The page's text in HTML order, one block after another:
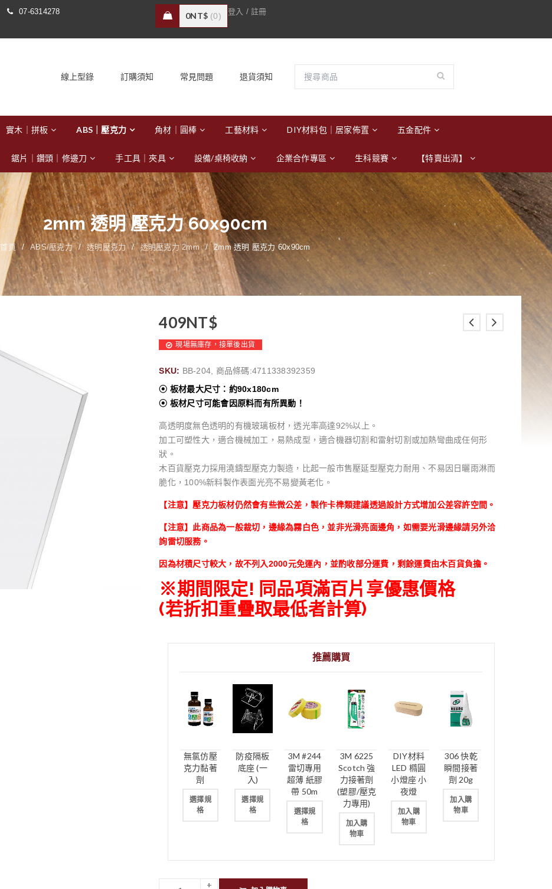
07-6314278
0NT$ 0 登入 / 註冊
線上型錄 訂購須知 常見問題 退貨須知
實木｜拼板 ABS｜壓克力 角材｜圓棒 工藝材料 DIY材料包｜居家佈置 五金配件
鋸片｜鑽頭｜修邊刀 手工具｜夾具 設備/桌椅收納 企業合作專區 生科競賽 【特賣出清】
2mm 透明 壓克力 60x90cm
首頁 / ABS/壓克力 / 透明壓克力 / 透明壓克力 2mm / 2mm 透明 壓克力 60x90cm
409NT$
現場無庫存，接單後出貨
SKU: BB-204, 商品條碼:4711338392359
⦿ 板材最大尺寸：約90x180cm
⦿ 板材尺寸可能會因原料而有所異動！
高透明度無色透明的有機玻璃板材，透光率高達92%以上。
加工可塑性大，適合機械加工，易熱成型，適合機器切割和雷射切割或加熱彎曲成任何形
狀。
木百貨壓克力採用澆鑄型壓克力製造，比起一般市售壓延型壓克力耐用、不易因日曬雨淋而
脆化，100%新料製作表面光亮不易變黃老化。
【注意】壓克力板材仍然會有些微公差，製作卡榫類建議透過設計方式增加公差容許空間。
【注意】此商品為一般裁切，邊緣為霧白色，並非光滑亮面邊角，如需要光滑邊緣請另外洽
詢雷切服務。
因為材積尺寸較大，故不列入2000元免運內， 並酌收部分運費，剩餘運費由木百貨負擔。
※期間限定! 同品項滿百片享優惠價格
(若折扣重疊取最低者計算)
推薦購買
無氯仿壓
克力黏著
劑
選擇規
格
防疫隔板
底座 (一
入)
選擇規
格
3M #244
雷切專用
超薄 紙膠
帶 50m
選擇規
格
3M 6225
Scotch 強
力接著劑
(塑膠/壓克
力專用)
加入購
物車
DIY材料
LED 橢圓
小燈座 小
夜燈
加入購
物車
306 快乾
瞬間接著
劑 20g
加入購
物車